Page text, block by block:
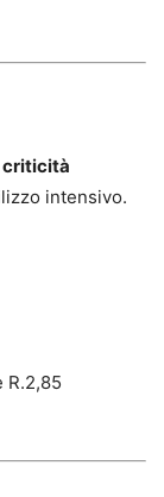
criticità
intensivo.
R.2,85